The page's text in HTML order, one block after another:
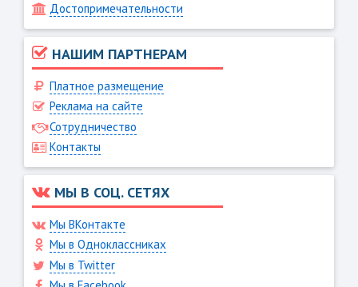
Достопримечательности
НАШИМ ПАРТНЕРАМ
Платное размещение
Реклама на сайте
Сотрудничество
Контакты
МЫ В СОЦ. СЕТЯХ
Мы ВКонтакте
Мы в Одноклассниках
Мы в Twitter